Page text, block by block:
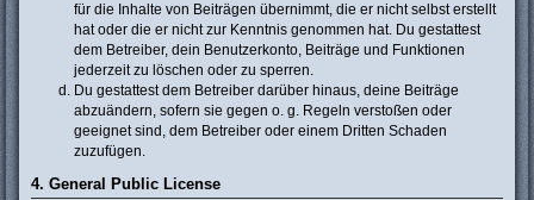
für die Inhalte von Beiträgen übernimmt, die er nicht selbst erstellt
hat oder die er nicht zur Kenntnis genommen hat. Du gestattest
dem Betreiber, dein Benutzerkonto, Beiträge und Funktionen
jederzeit zu löschen oder zu sperren.
Du gestattest dem Betreiber darüber hinaus, deine Beiträge
abzuändern, sofern sie gegen o. g. Regeln verstoßen oder
geeignet sind, dem Betreiber oder einem Dritten Schaden
zuzufügen.
4. General Public License